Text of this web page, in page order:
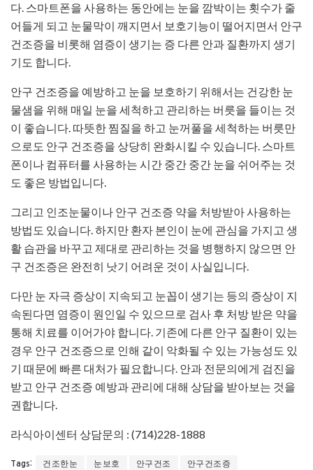
다. 스마트폰을 사용하는 동안에는 눈을 깜박이는 횟수가 줄
어들게 되고 눈물막이 깨지면서 보호기능이 떨어지면서 안구
건조증을 비롯해 염증이 생기는 증 다른 안과 질환까지 생기
기도 합니다.
안구 건조증을 예방하고 눈을 보호하기 위해서는 건강한 눈
물샘을 위해 매일 눈을 세척하고 관리하는 버릇을 들이는 것
이 좋습니다. 따뜻한 찜질을 하고 눈꺼풀을 세척하는 버릇만
으로도 안구 건조증을 상당히 완화시킬 수 있습니다. 스마트
폰이나 컴퓨터를 사용하는 시간 중간 중간 눈을 쉬어주는 것
도 좋은 방법입니다.
그리고 인조눈물이나 안구 건조증 약을 처방받아 사용하는
방법도 있습니다. 하지만 환자 본인이 눈에 관심을 가지고 생
활 습관을 바꾸고 제대로 관리하는 것을 병행하지 않으면 안
구 건조증은 완전히 낫기 어려운 것이 사실입니다.
다만 눈 자극 증상이 지속되고 눈꼽이 생기는 등의 증상이 지
속된다면 염증이 원인일 수 있으므로 검사 후 처방 받은 약을
통해 치료를 이어가야 합니다. 기존에 다른 안구 질환이 있는
경우 안구 건조증으로 인해 같이 악화될 수 있는 가능성도 있
기 때문에 빠른 대처가 필요합니다. 안과 전문의에게 검진을
받고 안구 건조증 예방과 관리에 대해 상담을 받아보는 것을
권합니다.
라식아이센터 상담문의 : (714)228-1888
Tags: 건조한눈 눈보호 안구건조 안구건조증